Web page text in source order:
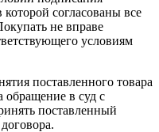
согласованы все
не вправе
условиям
поставленного товара
обращение в суд с
поставленный